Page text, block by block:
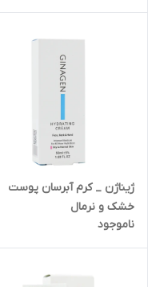
ژیناژن _ کرم آبرسان پوست
خشک و نرمال
ناموجود